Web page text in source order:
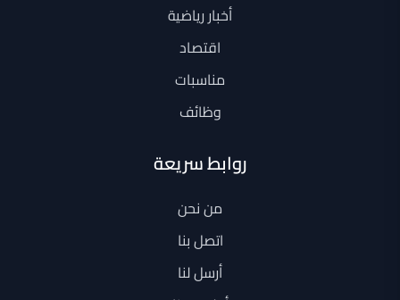
أخبار رياضية
اقتصاد
مناسبات
وظائف
روابط سريعة
من نحن
اتصل بنا
أرسل لنا